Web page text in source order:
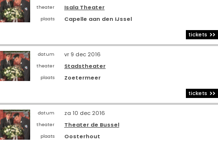
theater Isala Theater
plaats
Capelle aan den IJssel
tickets
datum vr 9 dec 2016
theater Stadstheater
plaats
Zoetermeer
tickets
datum za 10 dec 2016
theater Theater de Bussel
plaats
Oosterhout